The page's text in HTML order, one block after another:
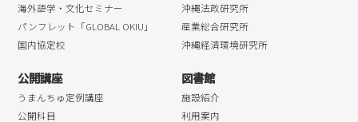
海外語学・文化セミナー
パンフレット「GLOBAL OKIU」
国内協定校
沖縄法政研究所
産業総合研究所
沖縄経済環境研究所
公開講座
うまんちゅ定例講座
公開科目
図書館
施設紹介
利用案内